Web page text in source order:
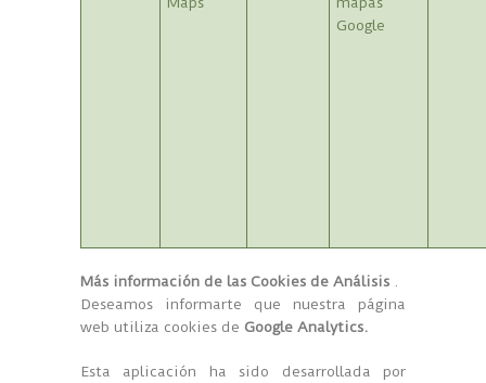
Google
Más información de las Cookies de Análisis
Deseamos informarte que nuestra página
web utiliza cookies de Google Analytics.
Esta aplicación ha sido desarrollada por